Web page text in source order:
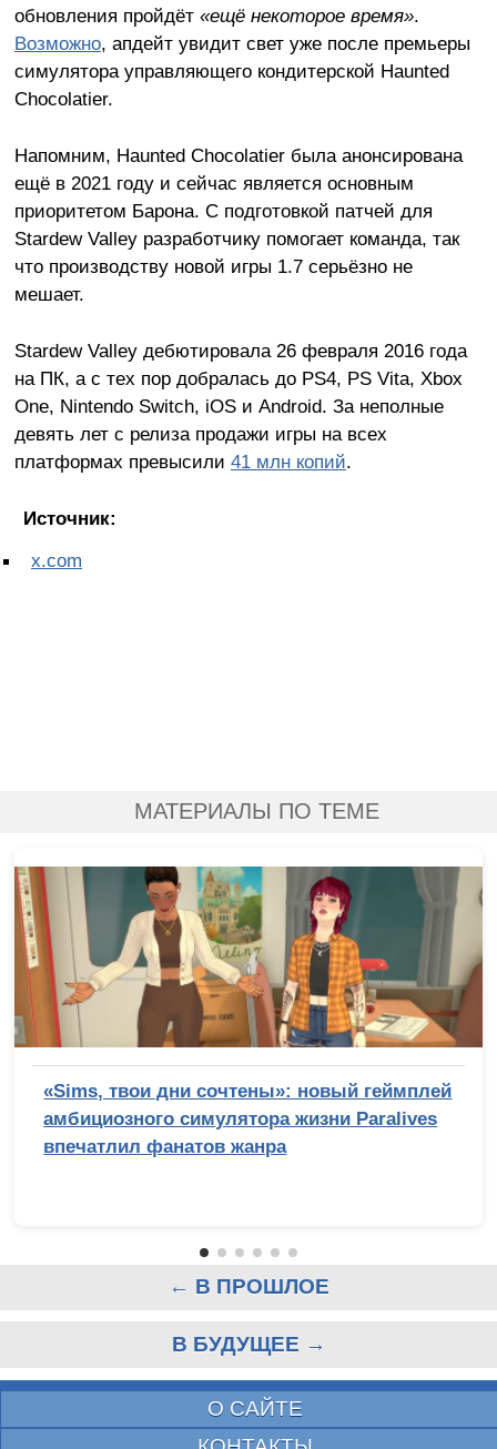
обновления пройдёт «ещё некоторое время».
Возможно, апдейт увидит свет уже после премьеры
симулятора управляющего кондитерской Haunted
Chocolatier.
Напомним, Haunted Chocolatier была анонсирована
ещё в 2021 году и сейчас является основным
приоритетом Барона. С подготовкой патчей для
Stardew Valley разработчику помогает команда, так
что производству новой игры 1.7 серьёзно не
мешает.
Stardew Valley дебютировала 26 февраля 2016 года
на ПК, а с тех пор добралась до PS4, PS Vita, Xbox
One, Nintendo Switch, iOS и Android. За неполные
девять лет с релиза продажи игры на всех
платформах превысили 41 млн копий.
Источник:
x.com
МАТЕРИАЛЫ ПО ТЕМЕ
«Sims, твои дни сочтены»: новый геймплей
амбициозного симулятора жизни Paralives
впечатлил фанатов жанра
← В ПРОШЛОЕ
В БУДУЩЕЕ →
О САЙТЕ